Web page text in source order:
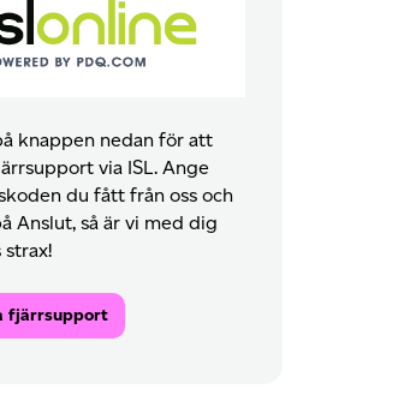
knappen nedan för att
via ISL. Ange
du fått från oss och
Anslut, så är vi med dig
strax!
fjärrsupport